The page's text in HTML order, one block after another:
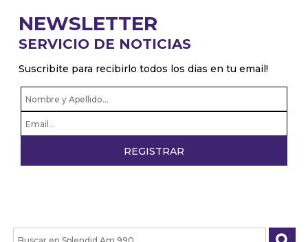
NEWSLETTER
SERVICIO DE NOTICIAS
Suscribite para recibirlo todos los dias en tu email!